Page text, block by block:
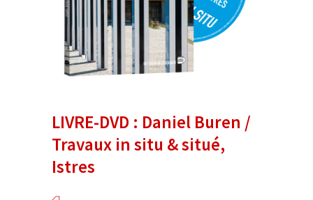
LIVRE-DVD : Daniel Buren /
Travaux in situ & situé,
Istres